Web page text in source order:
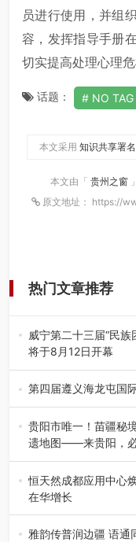
员进行使用，并组
容，发挥指导手册
切实提高处理心理危
话题： NO TAG
本文采用 知识共享署
本文由「 贵州之窗
原文地址： https://
热门文章推荐
威宁第二十三届“民
将于8月12日开幕
8月7日，威宁彝族回
杯”篮球赛暨2026年“
第四届遵义海龙屯国
8月7日，第四届遵义
界文化遗产地海龙屯
贵阳市唯一！苗疆秘
遗地图——来贵阳，
2026年7月21日，
地”（贵州站）主题…
恒天然成都应用中心
在华增长
融合全球研发实力与
场创新发展 （7月27
雅韵传普润边疆 语